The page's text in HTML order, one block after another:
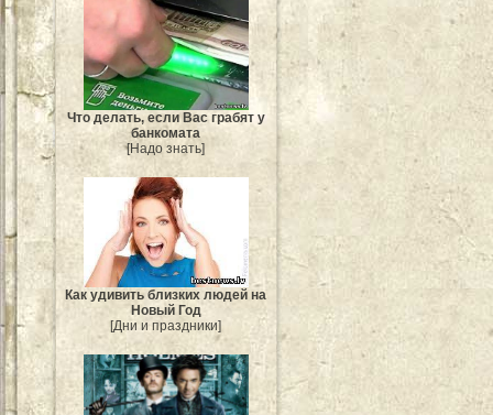
Что делать, если Вас грабят у
банкомата
[Надо знать]
Как удивить близких людей на
Новый Год
[Дни и праздники]